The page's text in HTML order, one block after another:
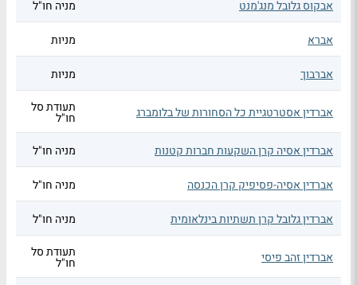
אבקוס גלובל מנג'מנט מניה חו"ל
אברא מניות
אברבוך מניות
אברדין אסטרטגיית כל הסחורות של בלומברג תעודת סל
חו"ל
אברדין אסיה קרן השקעות חברות קטנות
מניה חו"ל
אברדין אסיה-פסיפיק קרן הכנסה מניה חו"ל
אברדין גלובל קרן תשתיות בינלאומית מניה חו"ל
אברדין זהב פיסי תעודת סל
חו"ל